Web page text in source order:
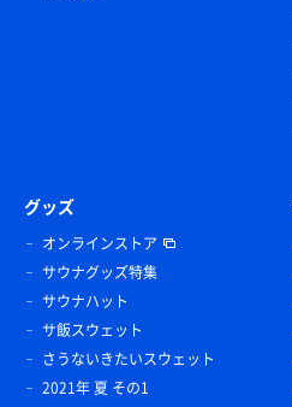
グッズ
オンラインストア
サウナグッズ特集
サウナハット
サ飯スウェット
さうないきたいスウェット
2021年 夏 その1